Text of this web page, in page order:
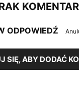
ODPOWIEDŹ
SIĘ, ABY DODAĆ